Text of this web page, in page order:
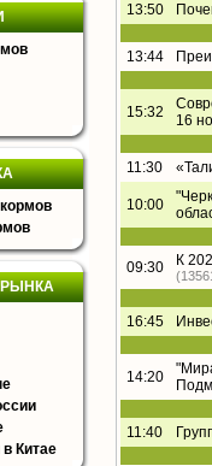
Китае
13:50
13:44
15:32
16
11:30
10:00
09:30 К
16:45
14:20
11:40